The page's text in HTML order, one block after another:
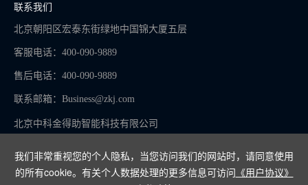
我们非常重视您的个人隐私，当您访问我们的网站时，请同意使用
的所有cookie。有关个人数据处理的更多信息可访问 《用户协议》
联系我们
北京朝阳区宏泰东街绿地中国锦大厦五层
客服电话：400-090-9889
售后电话：400-090-9889
联系邮箱： Business@zkj.com
北京中科金得助智能科技有限公司
京ICP备16065273号-9